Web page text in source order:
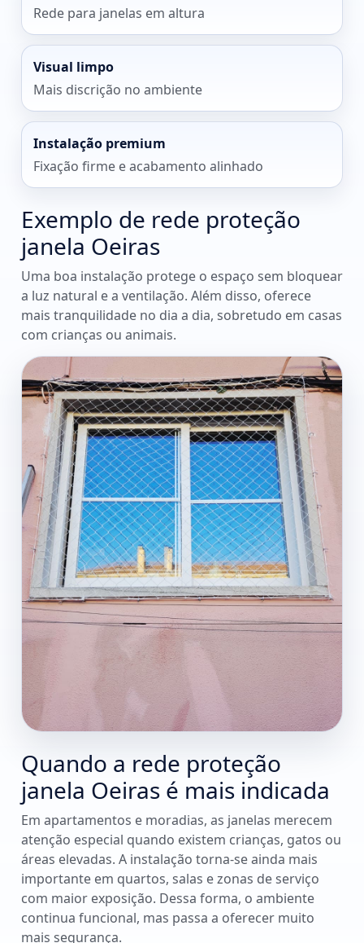
Rede para janelas em altura
Visual limpo
Mais discrição no ambiente
Instalação premium
Fixação firme e acabamento alinhado
Exemplo de rede proteção
janela Oeiras
Uma boa instalação protege o espaço sem bloquear
a luz natural e a ventilação. Além disso, oferece
mais tranquilidade no dia a dia, sobretudo em casas
com crianças ou animais.
Quando a rede proteção
janela Oeiras é mais indicada
Em apartamentos e moradias, as janelas merecem
atenção especial quando existem crianças, gatos ou
áreas elevadas. A instalação torna-se ainda mais
importante em quartos, salas e zonas de serviço
com maior exposição. Dessa forma, o ambiente
continua funcional, mas passa a oferecer muito
mais segurança.